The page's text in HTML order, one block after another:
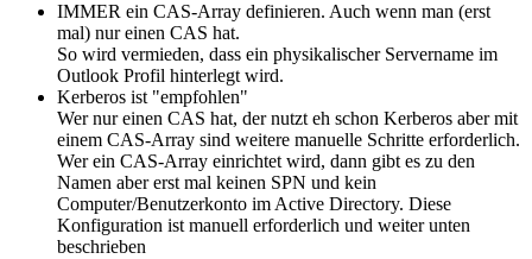
IMMER ein CAS-Array definieren. Auch wenn man (erst
mal) nur einen CAS hat.
So wird vermieden, dass ein physikalischer Servername im
Outlook Profil hinterlegt wird.
Kerberos ist "empfohlen"
Wer nur einen CAS hat, der nutzt eh schon Kerberos aber mit
einem CAS-Array sind weitere manuelle Schritte erforderlich.
Wer ein CAS-Array einrichtet wird, dann gibt es zu den
Namen aber erst mal keinen SPN und kein
Computer/Benutzerkonto im Active Directory. Diese
Konfiguration ist manuell erforderlich und weiter unten
beschrieben